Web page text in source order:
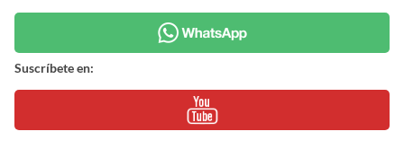
Suscríbete en: